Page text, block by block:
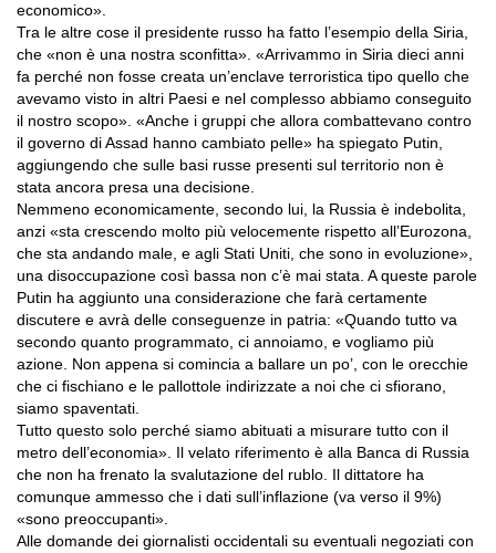
economico».
Tra le altre cose il presidente russo ha fatto l’esempio della Siria,
che «non è una nostra sconfitta». «Arrivammo in Siria dieci anni
fa perché non fosse creata un’enclave terroristica tipo quello che
avevamo visto in altri Paesi e nel complesso abbiamo conseguito
il nostro scopo». «Anche i gruppi che allora combattevano contro
il governo di Assad hanno cambiato pelle» ha spiegato Putin,
aggiungendo che sulle basi russe presenti sul territorio non è
stata ancora presa una decisione.
Nemmeno economicamente, secondo lui, la Russia è indebolita,
anzi «sta crescendo molto più velocemente rispetto all’Eurozona,
che sta andando male, e agli Stati Uniti, che sono in evoluzione»,
una disoccupazione così bassa non c’è mai stata. A queste parole
Putin ha aggiunto una considerazione che farà certamente
discutere e avrà delle conseguenze in patria: «Quando tutto va
secondo quanto programmato, ci annoiamo, e vogliamo più
azione. Non appena si comincia a ballare un po’, con le orecchie
che ci fischiano e le pallottole indirizzate a noi che ci sfiorano,
siamo spaventati.
Tutto questo solo perché siamo abituati a misurare tutto con il
metro dell’economia». Il velato riferimento è alla Banca di Russia
che non ha frenato la svalutazione del rublo. Il dittatore ha
comunque ammesso che i dati sull’inflazione (va verso il 9%)
«sono preoccupanti».
Alle domande dei giornalisti occidentali su eventuali negoziati con